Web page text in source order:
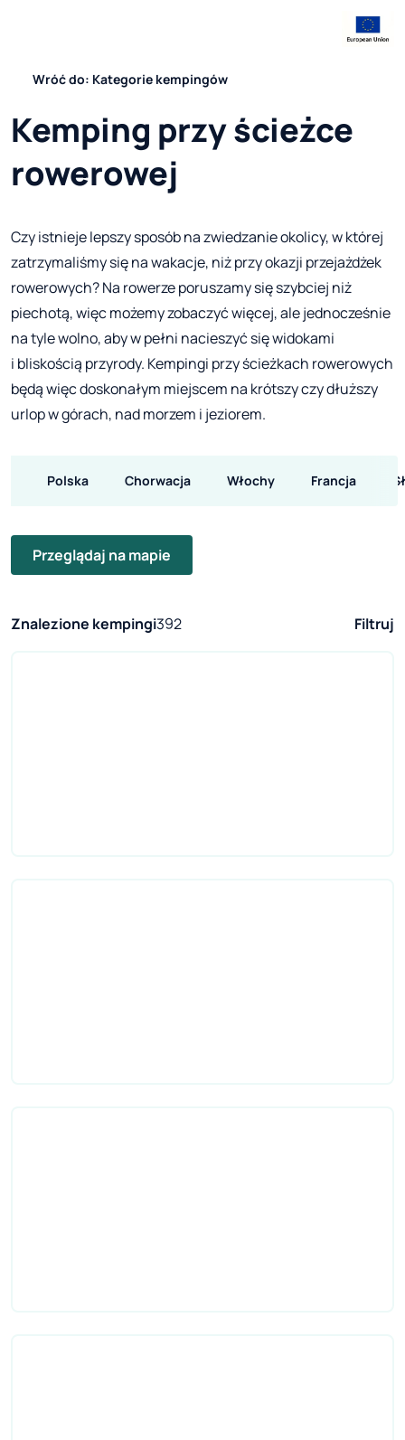
Wróć do: Kategorie kempingów
Kemping przy ścieżce
rowerowej
Czy istnieje lepszy sposób na zwiedzanie okolicy, w której
zatrzymaliśmy się na wakacje, niż przy okazji przejażdżek
rowerowych? Na rowerze poruszamy się szybciej niż
piechotą, więc możemy zobaczyć więcej, ale jednocześnie
na tyle wolno, aby w pełni nacieszyć się widokami
i bliskością przyrody. Kempingi przy ścieżkach rowerowych
będą więc doskonałym miejscem na krótszy czy dłuższy
urlop w górach, nad morzem i jeziorem.
Polska Chorwacja Włochy Francja
Przeglądaj na mapie
Znalezione kempingi392 Filtruj